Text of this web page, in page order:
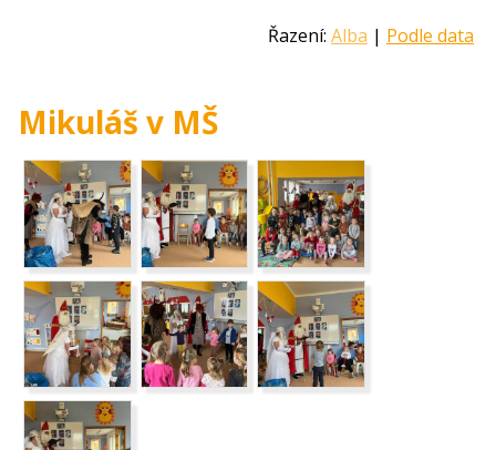
Řazení: Alba | Podle data
Mikuláš v MŠ